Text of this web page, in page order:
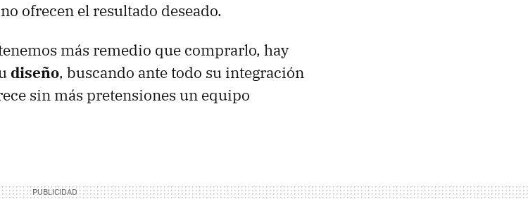
ofrecen el resultado deseado.
más remedio que comprarlo, hay
diseño, buscando ante todo su integración
sin más pretensiones un equipo